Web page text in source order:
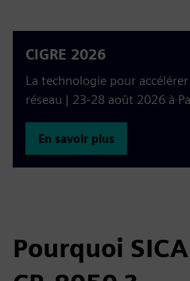
CIGRE 2026
La technologie pour
réseau | 23-28 août 2026 à
En savoir plus
Pourquoi